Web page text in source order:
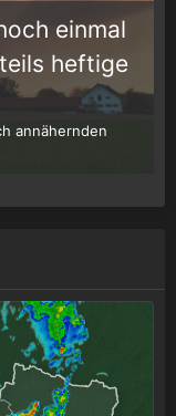
einmal
heftige
annähernden